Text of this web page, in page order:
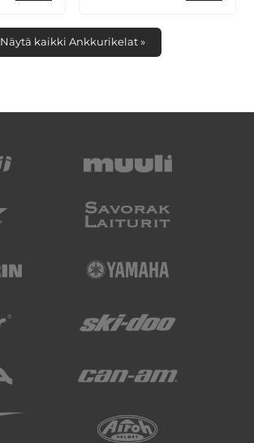
Näytä kaikki Ankkurikelat »